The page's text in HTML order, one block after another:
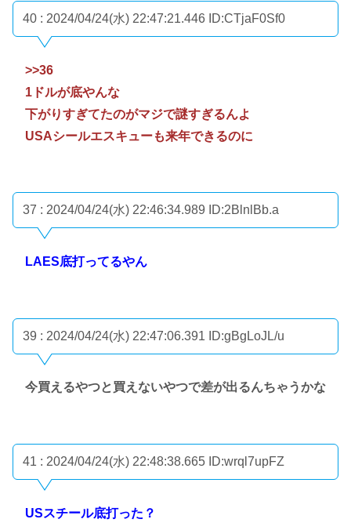
40 : 2024/04/24(水) 22:47:21.446 ID:CTjaF0Sf0
>>36
1ドルが底やんな
下がりすぎてたのがマジで謎すぎるんよ
USAシールエスキューも来年できるのに
37 : 2024/04/24(水) 22:46:34.989 ID:2BlnlBb.a
LAES底打ってるやん
39 : 2024/04/24(水) 22:47:06.391 ID:gBgLoJL/u
今買えるやつと買えないやつで差が出るんちゃうかな
41 : 2024/04/24(水) 22:48:38.665 ID:wrql7upFZ
USスチール底打った？